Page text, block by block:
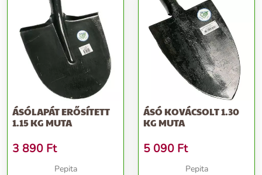
ÁSÓLAPÁT ERŐSÍTETT
1.15 KG MUTA
3 890 Ft
Pepita
ÁSÓ KOVÁCSOLT 1.30
KG MUTA
5 090 Ft
Pepita